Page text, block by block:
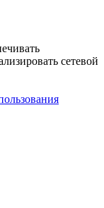
сетевой